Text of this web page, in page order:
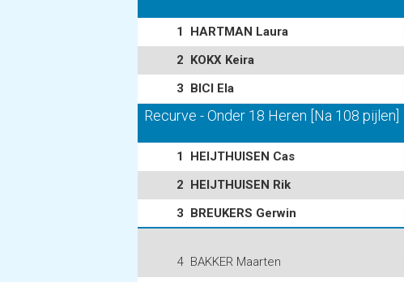
1
HARTMAN Laura
2 KOKX Keira
3 BICI Ela
Recurve - Onder 18 Heren [Na 108 pijlen]
1
HEIJTHUISEN Cas
2 HEIJTHUISEN Rik
3 BREUKERS Gerwin
4 BAKKER Maarten